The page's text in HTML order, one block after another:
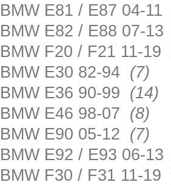
BMW E81 / E87 04-11
BMW E82 / E88 07-13
BMW F20 / F21 11-19
BMW E30 82-94 (7)
BMW E36 90-99 (14)
BMW E46 98-07 (8)
BMW E90 05-12 (7)
BMW E92 / E93 06-13
BMW F30 / F31 11-19